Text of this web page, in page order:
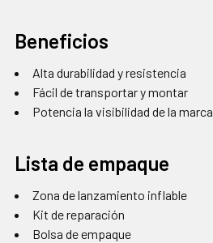
Beneficios
Alta durabilidad y resistencia
Fácil de transportar y montar
Potencia la visibilidad de la marca
Lista de empaque
Zona de lanzamiento inflable
Kit de reparación
Bolsa de empaque